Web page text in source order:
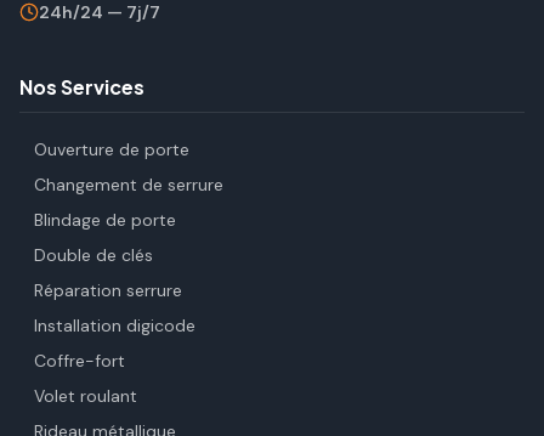
24h/24 — 7j/7
Nos Services
Ouverture de porte
Changement de serrure
Blindage de porte
Double de clés
Réparation serrure
Installation digicode
Coffre-fort
Volet roulant
Rideau métallique